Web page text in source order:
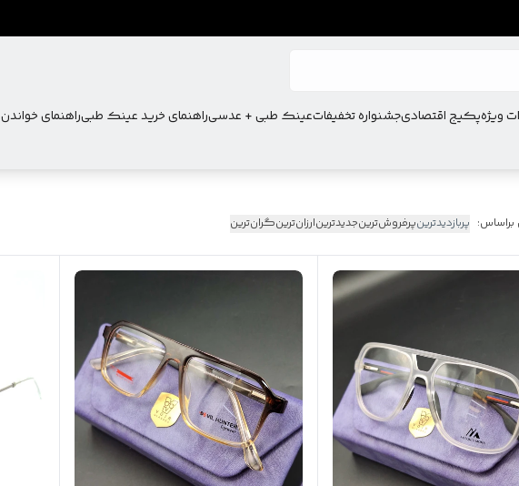
ویژهپکیج اقتصادیجشنواره تخفیفاتعینک طبی + عدسیراهنمای خرید عینک طبیراهنمای
براساس: پربازدیدترینپرفروش‌ترینجدیدترینارزان‌ترینگران‌ترین